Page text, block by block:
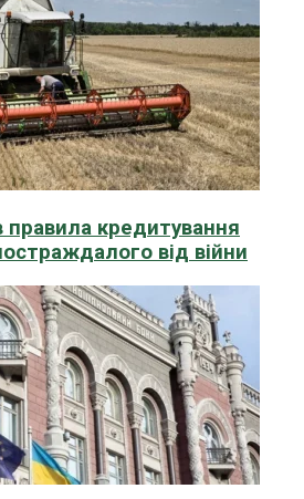
кредитування
від війни